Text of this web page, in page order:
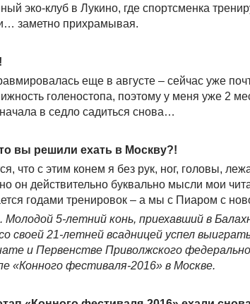
эко-клуб в Лукино, где спортсменка
заметно прихрамывая.
еще в августе – сейчас уже
голеностопа, поэтому у меня уже 2
в седло садиться снова…
вы решили ехать в Москву?!
что с этим конем я без рук, ног, головы,
он действительно буквально мысли мои
годами тренировок – а мы с Пиаром с
Молодой 5-летний конь, приехавший в
своей 21-летней всадницей успел
и Первенстве Приволжского
«Конного фестиваля-2016» в Москве.